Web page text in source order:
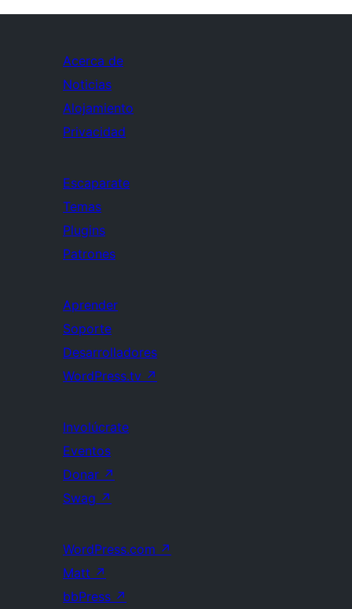
Acerca de
Noticias
Alojamiento
Privacidad
Escaparate
Temas
Plugins
Patrones
Aprender
Soporte
Desarrolladores
WordPress.tv ↗
Involúcrate
Eventos
Donar ↗
Swag ↗
WordPress.com ↗
Matt ↗
bbPress ↗